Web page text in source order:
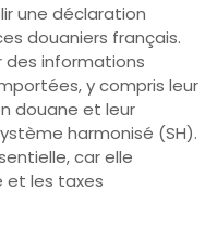
une déclaration
douaniers français.
informations
y compris leur
douane et leur
harmonisé (SH).
car elle
et les taxes